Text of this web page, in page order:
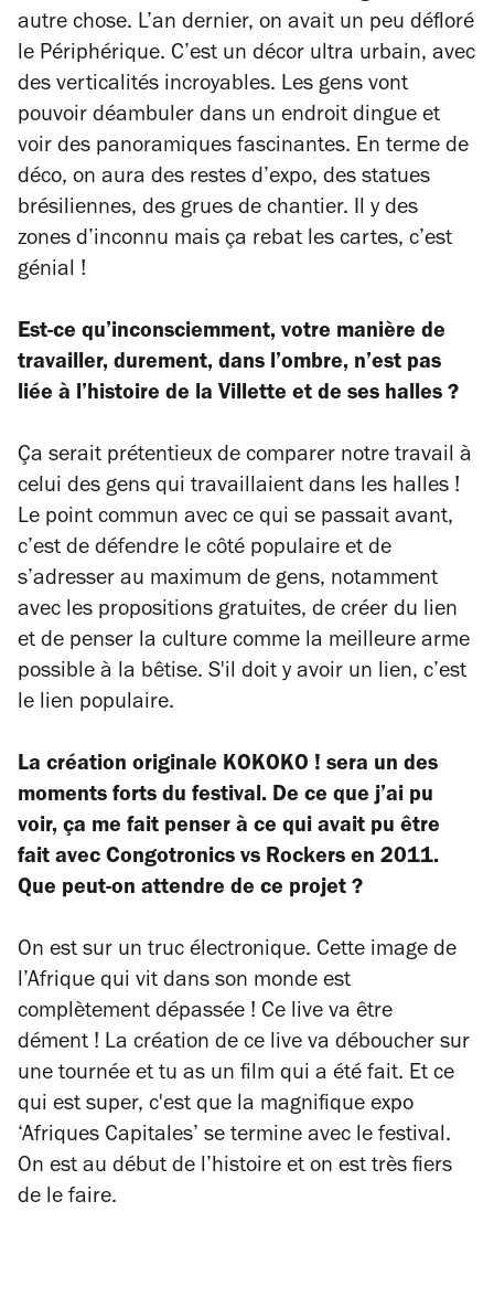
autre chose. L’an dernier, on avait un peu défloré
le Périphérique. C’est un décor ultra urbain, avec
des verticalités incroyables. Les gens vont
pouvoir déambuler dans un endroit dingue et
voir des panoramiques fascinantes. En terme de
déco, on aura des restes d’expo, des statues
brésiliennes, des grues de chantier. Il y des
zones d’inconnu mais ça rebat les cartes, c’est
génial !
Est-ce qu’inconsciemment, votre manière de
travailler, durement, dans l’ombre, n’est pas
liée à l’histoire de la Villette et de ses halles ?
Ça serait prétentieux de comparer notre travail à
celui des gens qui travaillaient dans les halles !
Le point commun avec ce qui se passait avant,
c’est de défendre le côté populaire et de
s’adresser au maximum de gens, notamment
avec les propositions gratuites, de créer du lien
et de penser la culture comme la meilleure arme
possible à la bêtise. S'il doit y avoir un lien, c’est
le lien populaire.
La création originale KOKOKO ! sera un des
moments forts du festival. De ce que j’ai pu
voir, ça me fait penser à ce qui avait pu être
fait avec Congotronics vs Rockers en 2011.
Que peut-on attendre de ce projet ?
On est sur un truc électronique. Cette image de
l’Afrique qui vit dans son monde est
complètement dépassée ! Ce live va être
dément ! La création de ce live va déboucher sur
une tournée et tu as un film qui a été fait. Et ce
qui est super, c'est que la magnifique expo
‘Afriques Capitales’ se termine avec le festival.
On est au début de l’histoire et on est très fiers
de le faire.